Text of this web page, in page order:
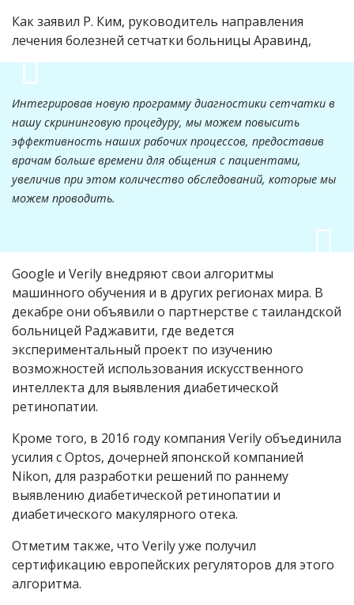
Как заявил Р. Ким, руководитель направления
лечения болезней сетчатки больницы Аравинд,
Интегрировав новую программу диагностики сетчатки в
нашу скрининговую процедуру, мы можем повысить
эффективность наших рабочих процессов, предоставив
врачам больше времени для общения с пациентами,
увеличив при этом количество обследований, которые мы
можем проводить.
Google и Verily внедряют свои алгоритмы
машинного обучения и в других регионах мира. В
декабре они объявили о партнерстве с таиландской
больницей Раджавити, где ведется
экспериментальный проект по изучению
возможностей использования искусственного
интеллекта для выявления диабетической
ретинопатии.
Кроме того, в 2016 году компания Verily объединила
усилия с Optos, дочерней японской компанией
Nikon, для разработки решений по раннему
выявлению диабетической ретинопатии и
диабетического макулярного отека.
Отметим также, что Verily уже получил
сертификацию европейских регуляторов для этого
алгоритма.